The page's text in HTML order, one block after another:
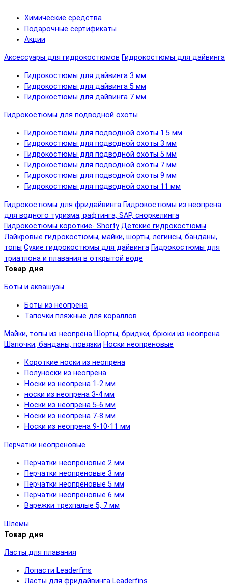
Химические средства
Подарочные сертификаты
Акции
Аксессуары для гидрокостюмов Гидрокостюмы для дайвинга
Гидрокостюмы для дайвинга 3 мм
Гидрокостюмы для дайвинга 5 мм
Гидрокостюмы для дайвинга 7 мм
Гидрокостюмы для подводной охоты
Гидрокостюмы для подводной охоты 1.5 мм
Гидрокостюмы для подводной охоты 3 мм
Гидрокостюмы для подводной охоты 5 мм
Гидрокостюмы для подводной охоты 7 мм
Гидрокостюмы для подводной охоты 9 мм
Гидрокостюмы для подводной охоты 11 мм
Гидрокостюмы для фридайвинга Гидрокостюмы из неопрена
для водного туризма, рафтинга, SAP, сноркелинга
Гидрокостюмы короткие- Shorty Детские гидрокостюмы
Лайкровые гидрокостюмы, майки, шорты, легинсы, банданы,
топы Сухие гидрокостюмы для дайвинга Гидрокостюмы для
триатлона и плавания в открытой воде
Товар дня
Боты и аквашузы
Боты из неопрена
Тапочки пляжные для кораллов
Майки, топы из неопрена Шорты, бриджи, брюки из неопрена
Шапочки, банданы, повязки Носки неопреновые
Короткие носки из неопрена
Полуноски из неопрена
Носки из неопрена 1-2 мм
носки из неопрена 3-4 мм
Носки из неопрена 5-6 мм
Носки из неопрена 7-8 мм
Носки из неопрена 9-10-11 мм
Перчатки неопреновые
Перчатки неопреновые 2 мм
Перчатки неопреновые 3 мм
Перчатки неопреновые 5 мм
Перчатки неопреновые 6 мм
Варежки трехпалые 5, 7 мм
Шлемы
Товар дня
Ласты для плавания
Лопасти Leaderfins
Ласты для фридайвинга Leaderfins